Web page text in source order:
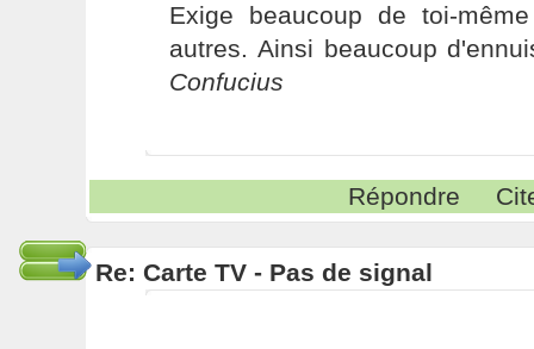
Exige beaucoup de toi-
autres. Ainsi beaucoup
Confucius
Répondre
Re: Carte TV - Pas de signal